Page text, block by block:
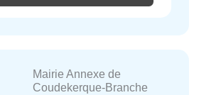
Mairie Annexe de
Coudekerque-Branche